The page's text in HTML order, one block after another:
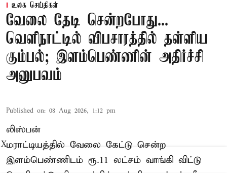
உலக செய்திகள்
வேலை தேடி சென்றபோது...
வெளிநாட்டில் விபசாரத்தில் தள்ளிய
கும்பல்; இளம்பெண்ணின் அதிர்ச்சி
அனுபவம்
Published on: 08 Aug 2026, 1:12 pm
லிஸ்பன்
மராட்டியத்தில் வேலை கேட்டு சென்ற
இளம்பெண்ணிடம் ரூ.11 லட்சம் வாங்கி விட்டு
X